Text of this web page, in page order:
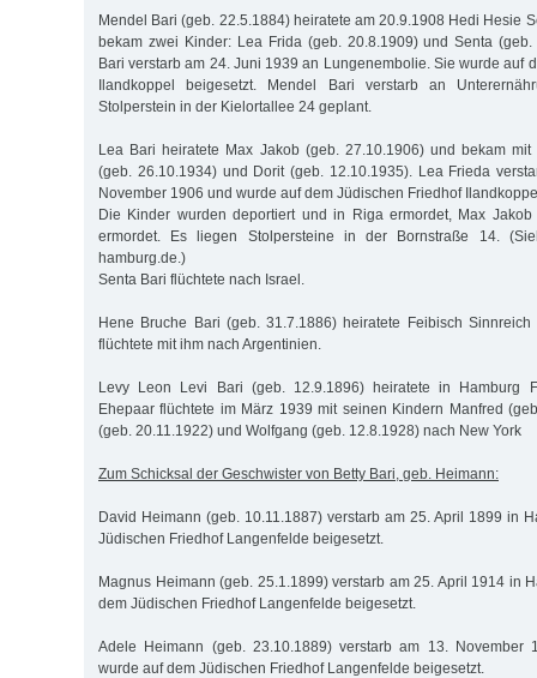
Mendel Bari (geb. 22.5.1884) heiratete am 20.9.1908 Hedi Hesie
bekam zwei Kinder: Lea Frida (geb. 20.8.1909) und Senta
Bari verstarb am 24. Juni 1939 an Lungenembolie. Sie wurde auf
Ilandkoppel beigesetzt. Mendel Bari verstarb an
Stolperstein in der Kielortallee 24 geplant.
Lea Bari heiratete Max Jakob (geb. 27.10.1906) und bekam
(geb. 26.10.1934) und Dorit (geb. 12.10.1935). Lea Frieda
November 1906 und wurde auf dem Jüdischen Friedhof
Die Kinder wurden deportiert und in Riga ermordet, Max
ermordet. Es liegen Stolpersteine in der Bornstraße 14.
hamburg.de.)
Senta Bari flüchtete nach Israel.
Hene Bruche Bari (geb. 31.7.1886) heiratete Feibisch
flüchtete mit ihm nach Argentinien.
Levy Leon Levi Bari (geb. 12.9.1896) heiratete in Hamburg
Ehepaar flüchtete im März 1939 mit seinen Kindern Manfred
(geb. 20.11.1922) und Wolfgang (geb. 12.8.1928) nach New York
Zum Schicksal der Geschwister von Betty Bari, geb. Heimann:
David Heimann (geb. 10.11.1887) verstarb am 25. April 1899 in
Jüdischen Friedhof Langenfelde beigesetzt.
Magnus Heimann (geb. 25.1.1899) verstarb am 25. April 1914 in
dem Jüdischen Friedhof Langenfelde beigesetzt.
Adele Heimann (geb. 23.10.1889) verstarb am 13. November
wurde auf dem Jüdischen Friedhof Langenfelde beigesetzt.